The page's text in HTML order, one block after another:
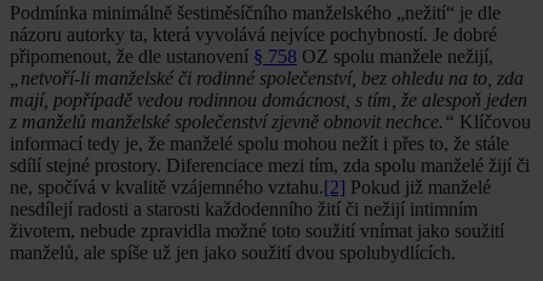
Podmínka minimálně šestiměsíčního manželského „nežití“ je dle
názoru autorky ta, která vyvolává nejvíce pochybností. Je dobré
připomenout, že dle ustanovení § 758 OZ spolu manžele nežijí,
„netvoří-li manželské či rodinné společenství, bez ohledu na to, zda
mají, popřípadě vedou rodinnou domácnost, s tím, že alespoň jeden
z manželů manželské společenství zjevně obnovit nechce.“ Klíčovou
informací tedy je, že manželé spolu mohou nežít i přes to, že stále
sdílí stejné prostory. Diferenciace mezi tím, zda spolu manželé žijí či
ne, spočívá v kvalitě vzájemného vztahu.[2] Pokud již manželé
nesdílejí radosti a starosti každodenního žití či nežijí intimním
životem, nebude zpravidla možné toto soužití vnímat jako soužití
manželů, ale spíše už jen jako soužití dvou spolubydlících.